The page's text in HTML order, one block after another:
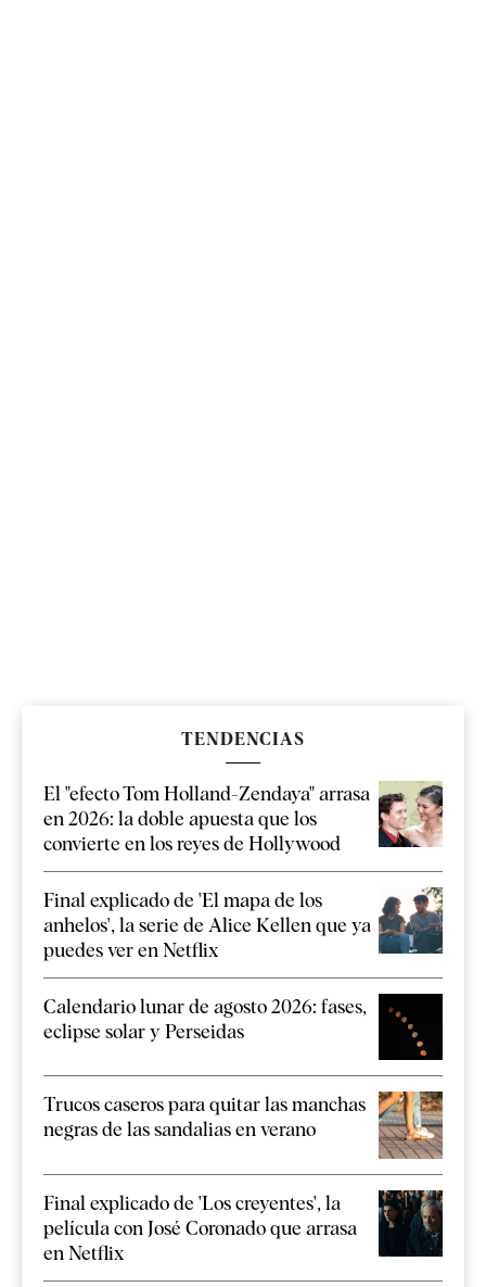
TENDENCIAS
El "efecto Tom Holland-Zendaya" arrasa
en 2026: la doble apuesta que los
convierte en los reyes de Hollywood
Final explicado de 'El mapa de los
anhelos', la serie de Alice Kellen que ya
puedes ver en Netflix
Calendario lunar de agosto 2026: fases,
eclipse solar y Perseidas
Trucos caseros para quitar las manchas
negras de las sandalias en verano
Final explicado de 'Los creyentes', la
película con José Coronado que arrasa
en Netflix